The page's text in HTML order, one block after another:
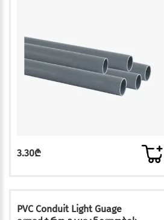
3.30₾
PVC Conduit Light Guage